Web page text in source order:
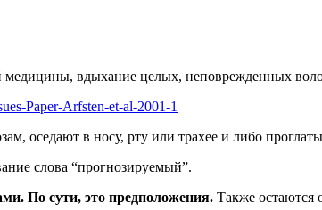
вдыхание целых, неповрежденных
Paper-Arfsten-et-al-2001-1
оседают в носу, рту или трахее и либо
слова “прогнозируемый”.
По сути, это предположения. Также остаются